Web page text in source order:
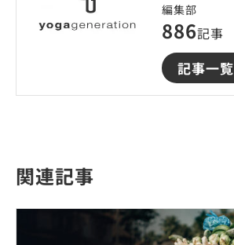
編集部
886記事
記事一覧
関連記事